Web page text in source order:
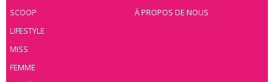
SCOOP
LIFESTYLE
MISS
FEMME
À PROPOS DE NOUS